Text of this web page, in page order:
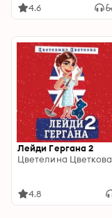
4.6
Лейди Гергана 2
Цветелина Цветкова
4.8